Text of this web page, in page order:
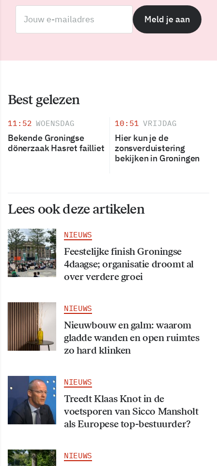
Meld je aan
Best gelezen
11:52 WOENSDAG
Bekende Groningse
dönerzaak Hasret failliet
10:51 VRIJDAG
Hier kun je de
zonsverduistering
bekijken in Groningen
Lees ook deze artikelen
NIEUWS
Feestelijke finish Groningse
4daagse; organisatie droomt al
over verdere groei
NIEUWS
Nieuwbouw en galm: waarom
gladde wanden en open ruimtes
zo hard klinken
NIEUWS
Treedt Klaas Knot in de
voetsporen van Sicco Mansholt
als Europese top-bestuurder?
NIEUWS